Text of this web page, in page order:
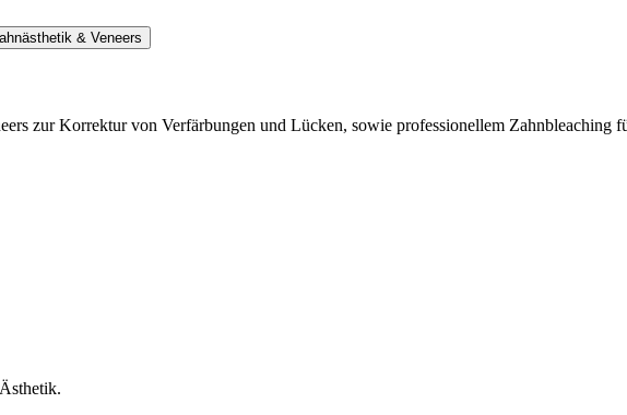
& Veneers
zur Korrektur von Verfärbungen und Lücken, sowie professionellem Zahnbleaching